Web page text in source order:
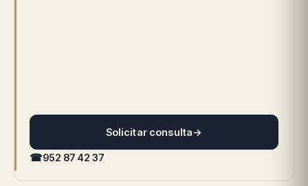
Solicitar consulta→
☎952 87 42 37